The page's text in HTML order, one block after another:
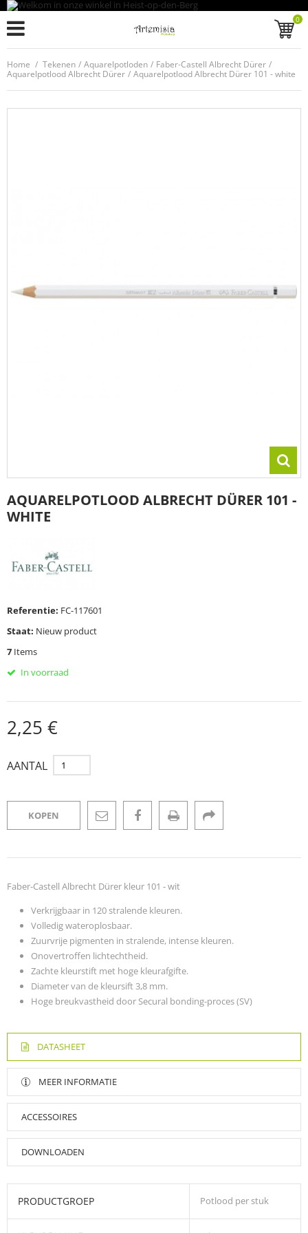
0
Home / Tekenen / Aquarelpotloden / Faber-Castell Albrecht Dürer /
Aquarelpotlood Albrecht Dürer / Aquarelpotlood Albrecht Dürer 101 - white
AQUARELPOTLOOD ALBRECHT DÜRER 101 -
WHITE
Referentie: FC-117601
Staat: Nieuw product
7 Items
In voorraad
2,25 €
AANTAL
KOPEN
Faber-Castell Albrecht Dürer kleur 101 - wit
Verkrijgbaar in 120 stralende kleuren.
Volledig wateroplosbaar.
Zuurvrije pigmenten in stralende, intense kleuren.
Onovertroffen lichtechtheid.
Zachte kleurstift met hoge kleurafgifte.
Diameter van de kleursift 3,8 mm.
Hoge breukvastheid door Secural bonding-proces (SV)
DATASHEET
MEER INFORMATIE
ACCESSOIRES
DOWNLOADEN
PRODUCTGROEP Potlood per stuk